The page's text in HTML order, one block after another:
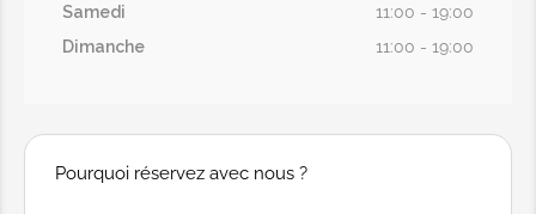
Samedi
11:00 - 19:00
Dimanche
11:00 - 19:00
Pourquoi réservez avec nous ?